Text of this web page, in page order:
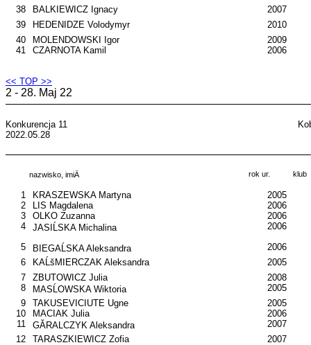
38
BALKIEWICZ Ignacy
2007
39
HEDENIDZE Volodymyr
2010
40
MOLENDOWSKI Igor
2009
41
CZARNOTA Kamil 2006
<< TOP >>
2 - 28. Maj 22
Konkurencja 11
2022.05.28
nazwisko, imiÄ rok ur. klub
1 KRASZEWSKA Martyna
2005
2
LIS Magdalena
2006
3
OLKO Zuzanna
2006
4
JASIĹSKA Michalina
2006
5
BIEGAĹSKA Aleksandra
2006
6
KAĹšMIERCZAK Aleksandra
2005
7
ZBUTOWICZ Julia
2008
8
MASĹOWSKA Wiktoria
2005
9
TAKUSEVICIUTE Ugne
2005
10
MACIAK Julia
2006
11
GĂRALCZYK Aleksandra
2007
12
TARASZKIEWICZ Zofia
2007